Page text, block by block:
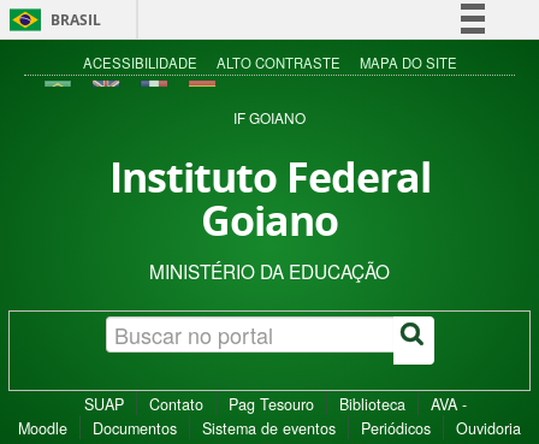
BRASIL
Simplifique!
Acesso à informação
ACESSIBILIDADE ALTO CONTRASTE MAPA DO SITE
IF GOIANO
Instituto Federal
Goiano
MINISTÉRIO DA EDUCAÇÃO
SUAP Contato Pag Tesouro Biblioteca
AVA -
Moodle
Documentos Sistema de eventos Periódicos Ouvidoria